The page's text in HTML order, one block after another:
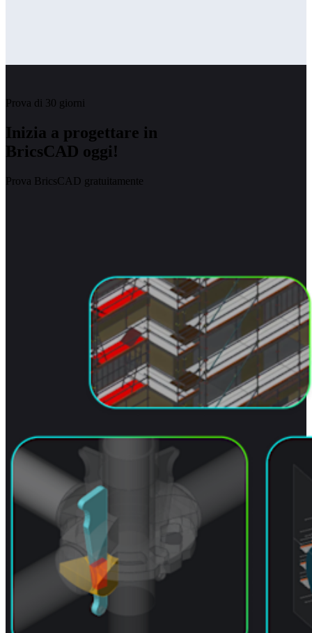
Prova di 30 giorni
Inizia a progettare in
BricsCAD oggi!
Prova BricsCAD gratuitamente